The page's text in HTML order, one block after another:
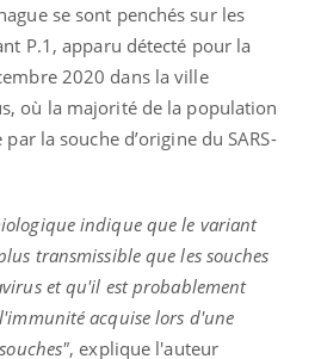
se sont penchés sur les
P.1, apparu détecté pour la
2020 dans la ville
où la majorité de la population
la souche d’origine du SARS-
indique que le variant
transmissible que les souches
et qu'il est probablement
acquise lors d'une
, explique l'auteur